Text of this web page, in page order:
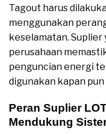
Tagout harus
menggunakan
keselamatan.
perusahaan
penguncian energi
digunakan kapan
Peran Suplier
Mendukung